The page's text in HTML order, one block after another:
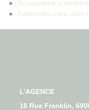
Re-soumettre la
Transmettez-nous votre
L'AGENCE
16 Rue Franklin,